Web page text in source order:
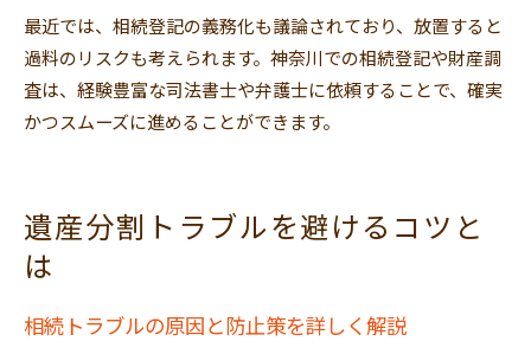
最近では、相続登記の義務化も議論されており、放置すると
過料のリスクも考えられます。神奈川での相続登記や財産調
査は、経験豊富な司法書士や弁護士に依頼することで、確実
かつスムーズに進めることができます。
遺産分割トラブルを避けるコツと
は
相続トラブルの原因と防止策を詳しく解説